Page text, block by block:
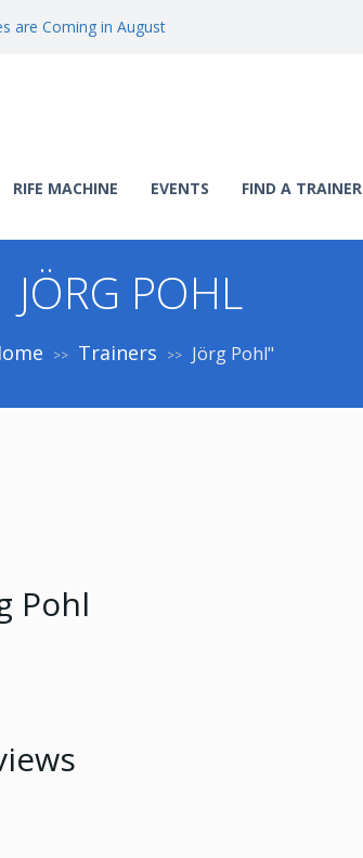
are Coming in August
RIFE MACHINE EVENTS FIND A TRAINER
JÖRG POHL
>> Trainers >> Jörg Pohl"
Pohl